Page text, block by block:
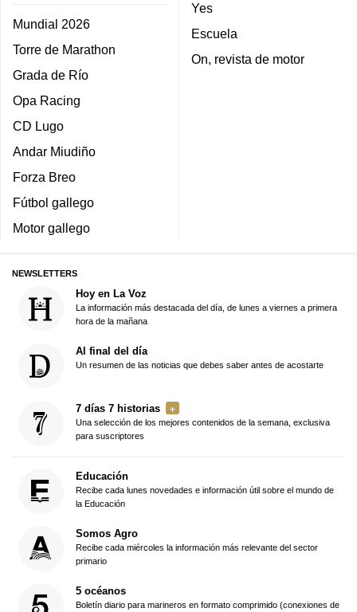
Mundial 2026
Torre de Marathon
Grada de Río
Opa Racing
CD Lugo
Andar Miudiño
Forza Breo
Fútbol gallego
Motor gallego
Yes
Escuela
On, revista de motor
NEWSLETTERS
Hoy en La Voz
La información más destacada del día, de lunes a viernes a primera
hora de la mañana
Al final del día
Un resumen de las noticias que debes saber antes de acostarte
7 días 7 historias
Una selección de los mejores contenidos de la semana, exclusiva
para suscriptores
Educación
Recibe cada lunes novedades e información útil sobre el mundo de
la Educación
Somos Agro
Recibe cada miércoles la información más relevante del sector
primario
5 océanos
Boletín diario para marineros en formato comprimido (conexiones de